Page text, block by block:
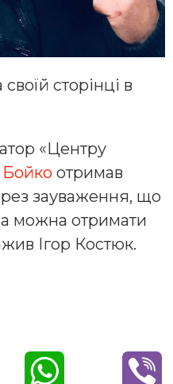
сторінці в
«Центру
отримав
зауваження, що
а можна отримати
Ігор Костюк.